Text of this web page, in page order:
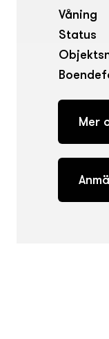
Våning
Status
Mer